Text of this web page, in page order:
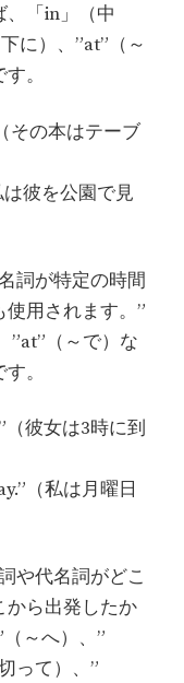
、「in」（中
に）、”at”（～
。
その本はテーブ
彼を公園で見
詞が特定の時間
用されます。”
”at”（～で）な
。
（彼女は3時に到
（私は月曜日
や代名詞がどこ
から出発したか
～へ）、”
って）、”